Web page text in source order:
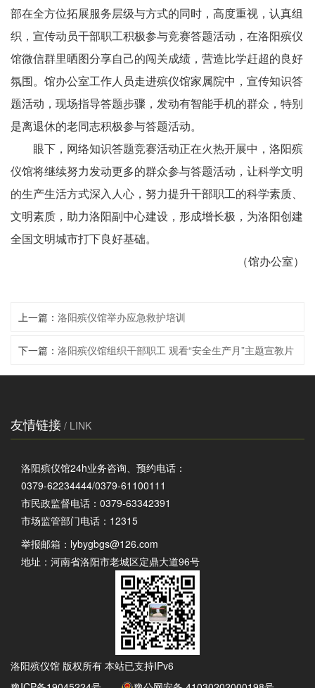
部在全方位拓展服务层级与方式的同时，高度重视，认真组
织，宣传动员干部职工积极参与竞赛答题活动，在洛阳殡仪
馆微信群里晒图分享自己的闯关成绩，营造比学赶超的良好
氛围。馆办公室工作人员走进殡仪馆家属院中，宣传知识答
题活动，现场指导答题步骤，发动有智能手机的群众，特别
是离退休的老同志积极参与答题活动。
眼下，网络知识答题竞赛活动正在火热开展中，洛阳殡
仪馆将继续努力发动更多的群众参与答题活动，让科学文明
的生产生活方式深入人心，努力提升干部职工的科学素质、
文明素质，助力洛阳副中心建设，形成增长极，为洛阳创建
全国文明城市打下良好基础。
（馆办公室）
上一篇： 洛阳殡仪馆举办应急救护培训
下一篇： 洛阳殡仪馆组织干部职工 观看“安全生产月”主题宣教片
友情链接 / LINK
洛阳殡仪馆24h业务咨询、预约电话：
0379-62234444/0379-61100111
市民政监督电话：0379-63342391
市场监管部门电话：12315
举报邮箱： lybygbgs@126.com
地址：河南省洛阳市老城区定鼎大道96号
洛阳殡仪馆 版权所有 本站已支持IPv6